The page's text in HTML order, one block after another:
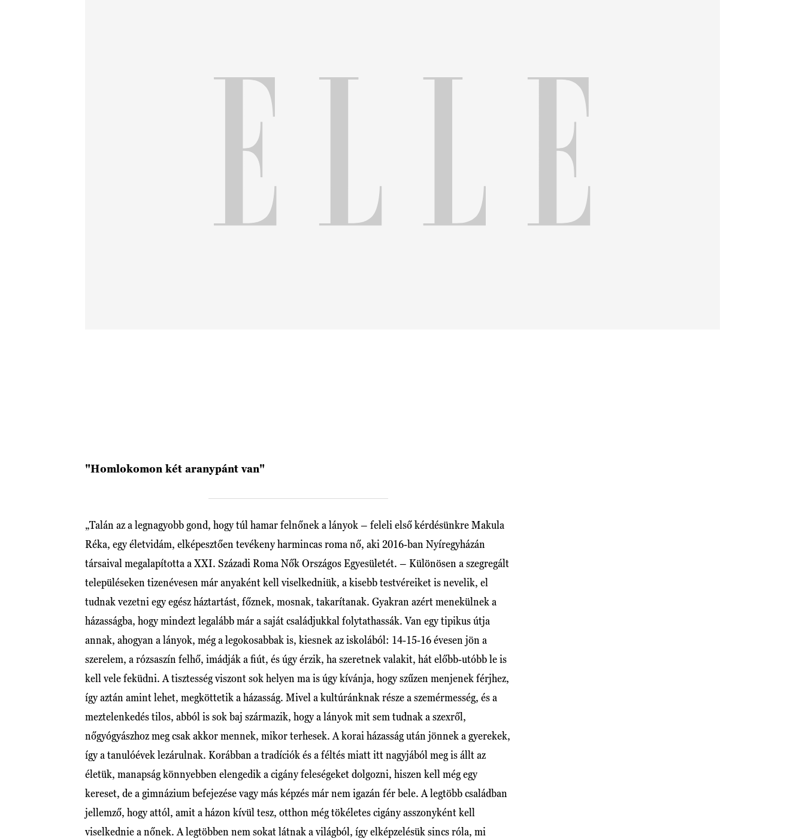
"Homlokomon két aranypánt van"
„Talán az a legnagyobb gond, hogy túl hamar felnőnek a lányok – feleli első kérdésünkre Makula
Réka, egy életvidám, elképesztően tevékeny harmincas roma nő, aki 2016-ban Nyíregyházán
társaival megalapította a XXI. Századi Roma Nők Országos Egyesületét. – Különösen a szegregált
településeken tizenévesen már anyaként kell viselkedniük, a kisebb testvéreiket is nevelik, el
tudnak vezetni egy egész háztartást, főznek, mosnak, takarítanak. Gyakran azért menekülnek a
házasságba, hogy mindezt legalább már a saját családjukkal folytathassák. Van egy tipikus útja
annak, ahogyan a lányok, még a legokosabbak is, kiesnek az iskolából: 14-15-16 évesen jön a
szerelem, a rózsaszín felhő, imádják a fiút, és úgy érzik, ha szeretnek valakit, hát előbb-utóbb le is
kell vele feküdni. A tisztesség viszont sok helyen ma is úgy kívánja, hogy szűzen menjenek férjhez,
így aztán amint lehet, megköttetik a házasság. Mivel a kultúránknak része a szemérmesség, és a
meztelenkedés tilos, abból is sok baj származik, hogy a lányok mit sem tudnak a szexről,
nőgyógyászhoz meg csak akkor mennek, mikor terhesek. A korai házasság után jönnek a gyerekek,
így a tanulóévek lezárulnak. Korábban a tradíciók és a féltés miatt itt nagyjából meg is állt az
életük, manapság könnyebben elengedik a cigány feleségeket dolgozni, hiszen kell még egy
kereset, de a gimnázium befejezése vagy más képzés már nem igazán fér bele. A legtöbb családban
jellemző, hogy attól, amit a házon kívül tesz, otthon még tökéletes cigány asszonyként kell
viselkednie a nőnek. A legtöbben nem sokat látnak a világból, így elképzelésük sincs róla, mi